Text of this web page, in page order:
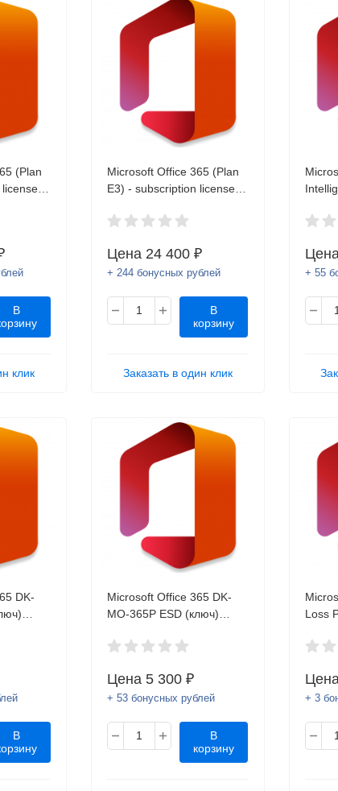
(Plan
В
клик
Microsoft Office 365 (Plan
E3) - subscription license
00026 OVL ESD (ключ)
Цена 24 400 ₽
+ 244 бонусных рублей
В
корзину
Заказать в один клик
+ 55
DK-
В
Microsoft Office 365 DK-
MO-365P ESD (ключ)
Цена 5 300 ₽
+ 53 бонусных рублей
В
корзину
Loss
+ 3